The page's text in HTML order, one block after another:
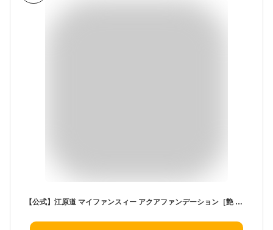
【公式】江原道 マイファンスィー アクアファンデーション［艶 ツヤ 40代 50代 60代 カバー力 毛穴 UV 日焼け 紫外線 リキッド Koh Gen Do こうげんどう 正規品 江源道 リキッドファンデーション ファンデ 隠す 液体］